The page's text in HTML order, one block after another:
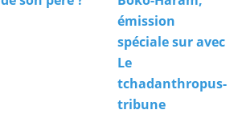
émission
spéciale sur avec
Le
tchadanthropus-
tribune